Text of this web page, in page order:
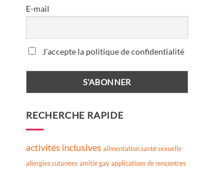
E-mail
J'accepte la politique de confidentialité
RECHERCHE RAPIDE
activités inclusives alimentation santé sexuelle
allergies cutanées amitié gay applications de rencontres